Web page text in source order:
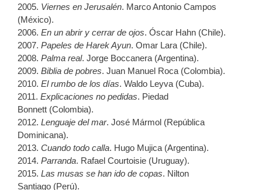
2005. Viernes en Jerusalén. Marco Antonio Campos
(México).
2006. En un abrir y cerrar de ojos. Óscar Hahn (Chile).
2007. Papeles de Harek Ayun. Omar Lara (Chile).
2008. Palma real. Jorge Boccanera (Argentina).
2009. Biblia de pobres. Juan Manuel Roca (Colombia).
2010. El rumbo de los días. Waldo Leyva (Cuba).
2011. Explicaciones no pedidas. Piedad
Bonnett (Colombia).
2012. Lenguaje del mar. José Mármol (República
Dominicana).
2013. Cuando todo calla. Hugo Mujica (Argentina).
2014. Parranda. Rafael Courtoisie (Uruguay).
2015. Las musas se han ido de copas. Nilton
Santiago (Perú).